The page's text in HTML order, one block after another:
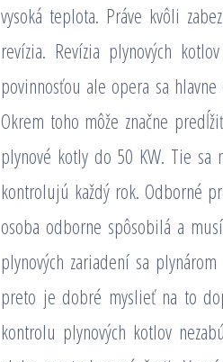
vysoká teplota. Práve kvôli
revízia. Revízia plynových
povinnosťou ale opera sa
Okrem toho môže značne
plynové kotly do 50 KW. Tie sa
kontrolujú každý rok. Odborné
osoba odborne spôsobilá a
plynových zariadení sa
preto je dobré myslieť na to
kontrolu plynových kotlov